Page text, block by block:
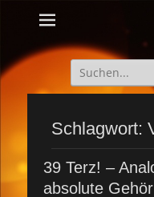
Suche
nach:
Schlagwort:
39 Terz! –
absolute Gehör